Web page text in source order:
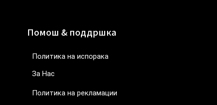
Помош & поддршка
Политика на испорака
За Нас
Политика на рекламации